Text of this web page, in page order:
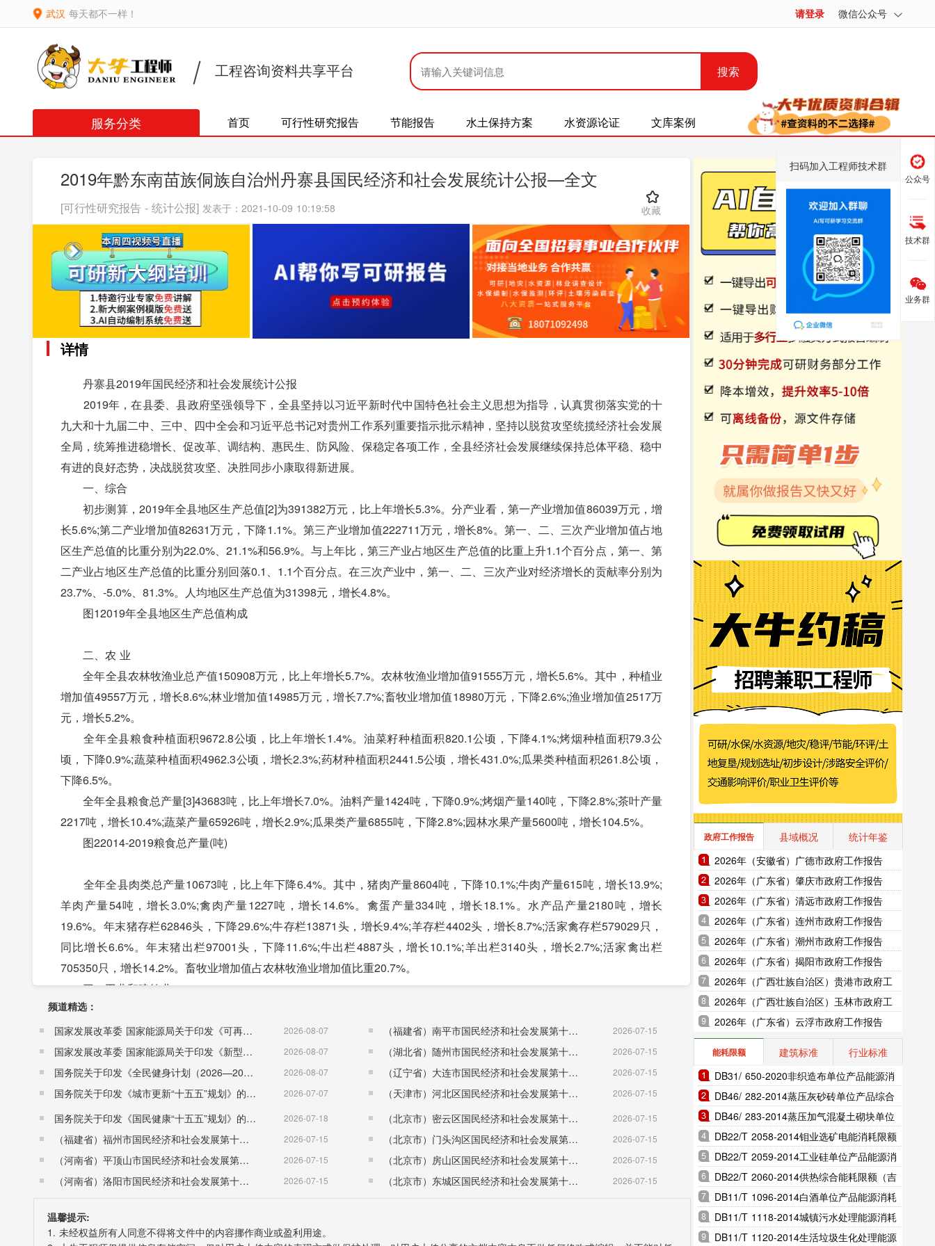
武汉 每天都不一样！ 请登录 微信公众号
工程咨询资料共享平台 搜索
服务分类 首页 可行性研究报告 节能报告 水土保持方案 水资源论证 文库案例
2019年黔东南苗族侗族自治州丹寨县国民经济和社会发展统计公报—全文
[可行性研究报告 - 统计公报] 发表于：2021-10-09 10:19:58 收藏
详情
丹寨县2019年国民经济和社会发展统计公报
2019年，在县委、县政府坚强领导下，全县坚持以习近平新时代中国特色社会主义思想为指导，认真贯彻落实党的十
九大和十九届二中、三中、四中全会和习近平总书记对贵州工作系列重要指示批示精神，坚持以脱贫攻坚统揽经济社会发展
全局，统筹推进稳增长、促改革、调结构、惠民生、防风险、保稳定各项工作，全县经济社会发展继续保持总体平稳、稳中
有进的良好态势，决战脱贫攻坚、决胜同步小康取得新进展。
一、综合
初步测算，2019年全县地区生产总值[2]为391382万元，比上年增长5.3%。分产业看，第一产业增加值86039万元，增
长5.6%;第二产业增加值82631万元，下降1.1%。第三产业增加值222711万元，增长8%。第一、二、三次产业增加值占地
区生产总值的比重分别为22.0%、21.1%和56.9%。与上年比，第三产业占地区生产总值的比重上升1.1个百分点，第一、第
二产业占地区生产总值的比重分别回落0.1、1.1个百分点。在三次产业中，第一、二、三次产业对经济增长的贡献率分别为
23.7%、-5.0%、81.3%。人均地区生产总值为31398元，增长4.8%。
图12019年全县地区生产总值构成
二、农 业
全年全县农林牧渔业总产值150908万元，比上年增长5.7%。农林牧渔业增加值91555万元，增长5.6%。其中，种植业
增加值49557万元，增长8.6%;林业增加值14985万元，增长7.7%;畜牧业增加值18980万元，下降2.6%;渔业增加值2517万
元，增长5.2%。
全年全县粮食种植面积9672.8公顷，比上年增长1.4%。油菜籽种植面积820.1公顷，下降4.1%;烤烟种植面积79.3公
顷，下降0.9%;蔬菜种植面积4962.3公顷，增长2.3%;药材种植面积2441.5公顷，增长431.0%;瓜果类种植面积261.8公顷，
下降6.5%。
全年全县粮食总产量[3]43683吨，比上年增长7.0%。油料产量1424吨，下降0.9%;烤烟产量140吨，下降2.8%;茶叶产量
2217吨，增长10.4%;蔬菜产量65926吨，增长2.9%;瓜果类产量6855吨，下降2.8%;园林水果产量5600吨，增长104.5%。
图22014-2019粮食总产量(吨)
全年全县肉类总产量10673吨，比上年下降6.4%。其中，猪肉产量8604吨，下降10.1%;牛肉产量615吨，增长13.9%;
羊肉产量54吨，增长3.0%;禽肉产量1227吨，增长14.6%。禽蛋产量334吨，增长18.1%。水产品产量2180吨，增长
19.6%。年末猪存栏62846头，下降29.6%;牛存栏13871头，增长9.4%;羊存栏4402头，增长8.7%;活家禽存栏579029只，
同比增长6.6%。年末猪出栏97001头，下降11.6%;牛出栏4887头，增长10.1%;羊出栏3140头，增长2.7%;活家禽出栏
705350只，增长14.2%。畜牧业增加值占农林牧渔业增加值比重20.7%。
三、工业和建筑业
(一)工业
全年全部工业增加值完成48322万元，比上年下降0.5%。其中，规模以上工业增加值[4]增长0.3%。在规模以上工业
中，分经济类型看，国有控股企业增加值增长89.4%，股份制企业下降9.4%，私营企业下降22.2%。
表1 2000万元以上工业主要产品产量
指标
单位
增长速度
鲜、冷藏肉
万吨 0.00
辣椒制品（省级产品）
吨 0.00
饮料酒
万千升 0.03
#果酒及配制酒
千升 291.9 332.0
-12.1
中药饮品（省级产品）
频道精选：
国家发展改革委 国家能源局关于印发《可再生能源发展“十五五”规划》的通知 （发改能源〔2026〕1067号）
2026-08-07
国家发展改革委 国家能源局关于印发《新型电力系统建设“十五五”规划》的通知​ （发改能源〔2026〕942号） 2026-08-07
国务院关于印发《全民健身计划（2026—2030年）》的通知 （国发〔2026〕26号） 2026-08-07
国务院关于印发《城市更新“十五五”规划》的通知（国发〔2026〕12号） 2026-07-07
国务院关于印发《国民健康“十五五”规划》的通知 （国发〔2026〕23号） 2026-07-18
（福建省）福州市国民经济和社会发展第十五个五年规划纲要 2026-07-15
（河南省）平顶山市国民经济和社会发展第十五个五年规划纲要 2026-07-15
（河南省）洛阳市国民经济和社会发展第十五个五年规划纲要 2026-07-15
（福建省）南平市国民经济和社会发展第十五个五年规划纲要 2026-07-15
（湖北省）随州市国民经济和社会发展第十五个五年规划纲要 2026-07-15
（辽宁省）大连市国民经济和社会发展第十五个五年规划纲要 2026-07-15
（天津市）河北区国民经济和社会发展第十五个五年规划纲要 2026-07-15
（北京市）密云区国民经济和社会发展第十五个五年规划纲要 2026-07-15
（北京市）门头沟区国民经济和社会发展第十五个五年规划纲要 2026-07-15
（北京市）房山区国民经济和社会发展第十五个五年规划纲要 2026-07-15
（北京市）东城区国民经济和社会发展第十五个五年规划纲要 2026-07-15
温馨提示:
1. 未经权益所有人同意不得将文件中的内容挪作商业或盈利用途。
政府工作报告 县域概况
统计年鉴
2026年（安徽省）广德市政府工作报告
2026年（广东省）肇庆市政府工作报告
2026年（广东省）清远市政府工作报告
2026年（广东省）连州市政府工作报告
2026年（广东省）潮州市政府工作报告
2026年（广东省）揭阳市政府工作报告
2026年（广西壮族自治区）贵港市政府工
作报告
2026年（广西壮族自治区）玉林市政府工
作报告
2026年（广东省）云浮市政府工作报告
能耗限额 建筑标准
行业标准
DB31/ 650-2020非织造布单位产品能源消
耗限额（上海市地方标准）
DB46/ 282-2014蒸压灰砂砖单位产品综合
能耗和电耗限额（海南省地方标准）
DB46/ 283-2014蒸压加气混凝土砌块单位
产品综合能耗和电耗限额（海南省地方标
准）
DB22/T 2058-2014钼业选矿电能消耗限额
（吉林省地方标准）
DB22/T 2059-2014工业硅单位产品能源消
耗限额（吉林省地方标准）
DB22/T 2060-2014供热综合能耗限额（吉
林省地方标准）
DB11/T 1096-2014白酒单位产品能源消耗
限额（北京市地方标准）
DB11/T 1118-2014城镇污水处理能源消耗
限额（北京市地方标准）
DB11/T 1120-2014生活垃圾生化处理能源
公众号
技术群
扫码加入工程师技术群
业务群